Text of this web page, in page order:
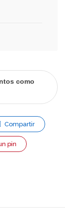
como
Compartir
pin